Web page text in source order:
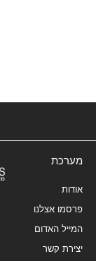
מערכת
אודות
פרסמו אצלנו
המייל האדום
יצירת קשר